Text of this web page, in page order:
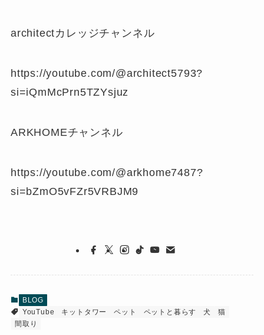
architectカレッジチャンネル
https://youtube.com/@architect5793?
si=iQmMcPrn5TZYsjuz
ARKHOMEチャンネル
https://youtube.com/@arkhome7487?
si=bZmO5vFZr5VRBJM9
BLOG
YouTube
キットタワー ペット ペットと暮らす 犬
猫
間取り